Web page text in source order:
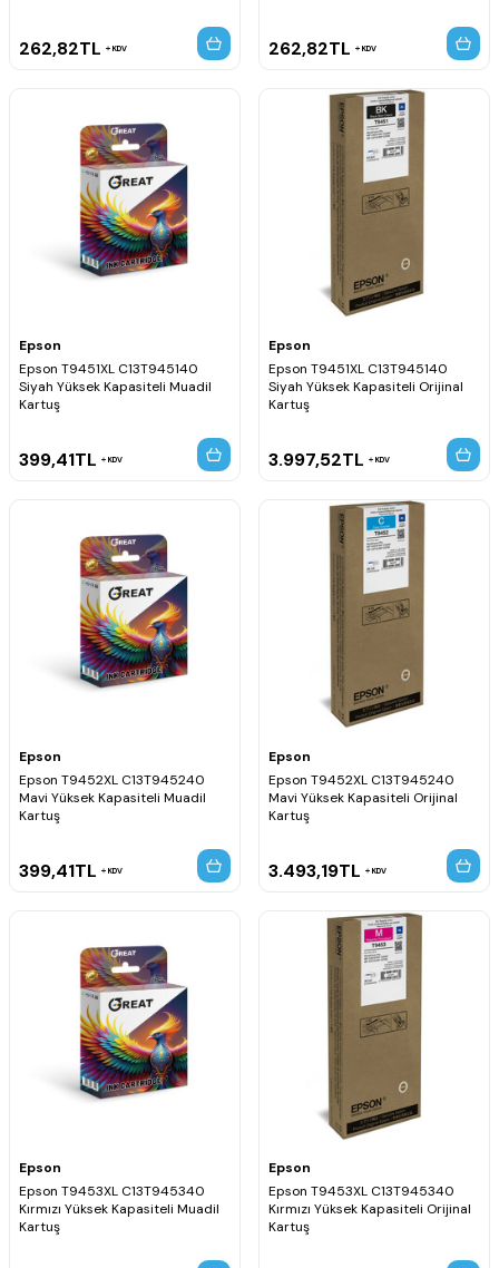
262,82TL KDV 262,82TL KDV
Epson
Epson T9451XL C13T945140
Siyah Yüksek Kapasiteli Muadil
Kartuş
399,41TL KDV
Epson
Epson T9451XL C13T945140
Siyah Yüksek Kapasiteli Orijinal
Kartuş
3.997,52TL KDV
Epson
Epson T9452XL C13T945240
Mavi Yüksek Kapasiteli Muadil
Kartuş
399,41TL KDV
Epson
Epson T9452XL C13T945240
Mavi Yüksek Kapasiteli Orijinal
Kartuş
3.493,19TL KDV
Epson
Epson T9453XL C13T945340
Kırmızı Yüksek Kapasiteli Muadil
Kartuş
Epson
Epson T9453XL C13T945340
Kırmızı Yüksek Kapasiteli Orijinal
Kartuş